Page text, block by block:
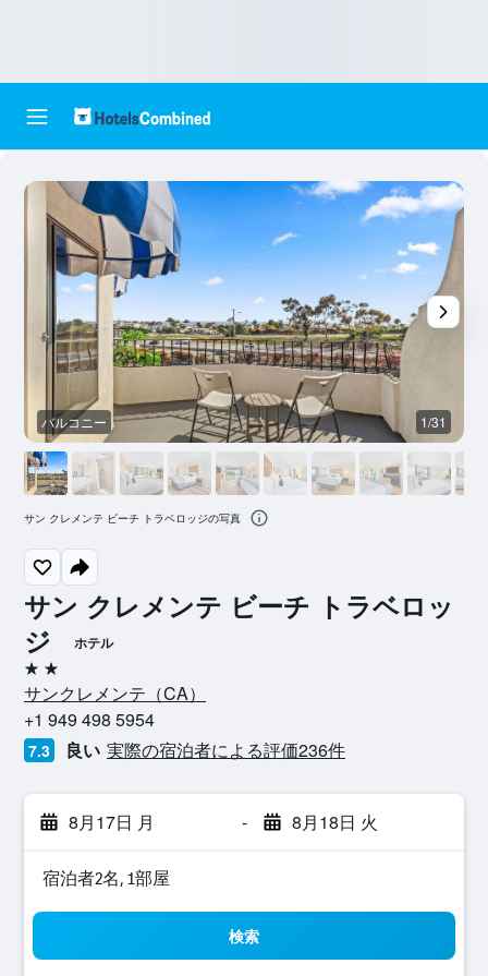
サン クレメンテ ビーチ トラベロッ
ジ
ホテル
2つ星
サンクレメンテ​（CA​）​
+1 949 498 5954
7.3 良い 実際の宿泊者による評価236​件
8月17日 月 - 8月18日 火
宿泊者2名, 1​部屋
検索
バルコニー 1/31
サン クレメンテ ビーチ トラベロッジの写真